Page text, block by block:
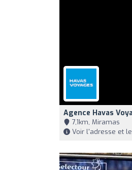
Agence Havas
7,1km, Miramas
Voir l'adresse et